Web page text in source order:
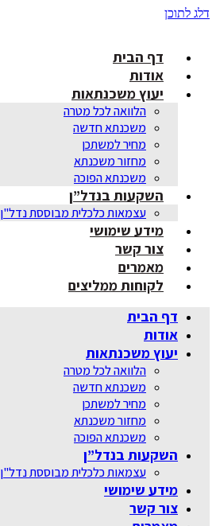
דלג לתוכן
דף הבית
אודות
יעוץ משכנתאות
הלוואה לכל מטרה
משכנתא חדשה
מחיר למשתכן
מחזור משכנתא
משכנתא הפוכה
השקעות בנדל”ן
עצמאות כלכלית מבוססת נדל"ן
מידע שימושי
צור קשר
מאמרים
לקוחות ממליצים
דף הבית
אודות
יעוץ משכנתאות
הלוואה לכל מטרה
משכנתא חדשה
מחיר למשתכן
מחזור משכנתא
משכנתא הפוכה
השקעות בנדל”ן
עצמאות כלכלית מבוססת נדל"ן
מידע שימושי
צור קשר